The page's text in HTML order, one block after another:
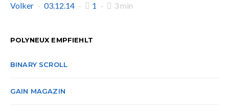
Volker
03.12.14 1 3 min
POLYNEUX EMPFIEHLT
BINARY SCROLL
GAIN MAGAZIN